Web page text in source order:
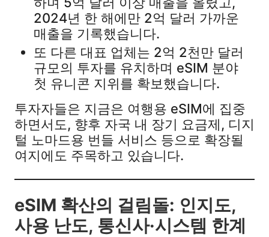
2024년 한 해에만 2억 달러 가까운
매출을 기록했습니다.​
또 다른 대표 업체는 2억 2천만 달러
규모의 투자를 유치하며 eSIM 분야
첫 유니콘 지위를 확보했습니다.​
투자자들은 지금은 여행용 eSIM에 집중
하면서도, 향후 자국 내 장기 요금제, 디지
털 노마드용 번들 서비스 등으로 확장될
여지에도 주목하고 있습니다.​
eSIM 확산의 걸림돌: 인지도,
사용 난도, 통신사·시스템 한계